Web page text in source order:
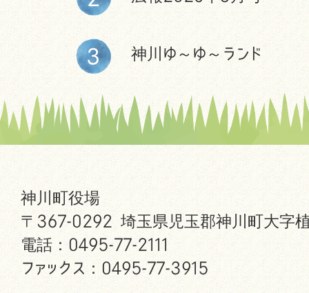
神川ゆ～ゆ～ランド
神川町役場
〒367-0292 埼玉県児玉郡神川町大字
電話：0495-77-2111
ファックス：0495-77-3915